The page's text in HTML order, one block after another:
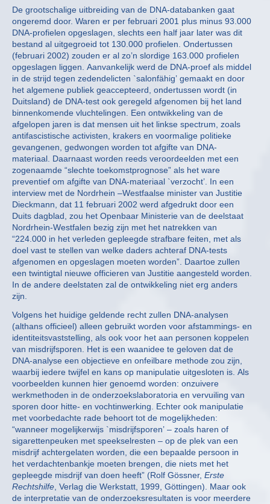
De grootschalige uitbreiding van de DNA-databanken gaat
ongeremd door. Waren er per februari 2001 plus minus 93.000
DNA-profielen opgeslagen, slechts een half jaar later was dit
bestand al uitgegroeid tot 130.000 profielen. Ondertussen
(februari 2002) zouden er al zo’n slordige 163.000 profielen
opgeslagen liggen. Aanvankelijk werd de DNA-proef als middel
in de strijd tegen zedendelicten `salonfähig’ gemaakt en door
het algemene publiek geaccepteerd, ondertussen wordt (in
Duitsland) de DNA-test ook geregeld afgenomen bij het land
binnenkomende vluchtelingen. Een ontwikkeling van de
afgelopen jaren is dat mensen uit het linkse spectrum, zoals
antifascistische activisten, krakers en voormalige politieke
gevangenen, gedwongen worden tot afgifte van DNA-
materiaal. Daarnaast worden reeds veroordeelden met een
zogenaamde “slechte toekomstprognose” als het ware
preventief om afgifte van DNA-materiaal `verzocht’. In een
interview met de Nordrhein –Westfaalse minister van Justitie
Dieckmann, dat 11 februari 2002 werd afgedrukt door een
Duits dagblad, zou het Openbaar Ministerie van de deelstaat
Nordrhein-Westfalen bezig zijn met het natrekken van
“224.000 in het verleden gepleegde strafbare feiten, met als
doel vast te stellen van welke daders achteraf DNA-tests
afgenomen en opgeslagen moeten worden”. Daartoe zullen
een twintigtal nieuwe officieren van Justitie aangesteld worden.
In de andere deelstaten zal de ontwikkeling niet erg anders
zijn.
Volgens het huidige geldende recht zullen DNA-analysen
(althans officieel) alleen gebruikt worden voor afstammings- en
identiteitsvaststelling, als ook voor het aan personen koppelen
van misdrijfsporen. Het is een waanidee te geloven dat de
DNA-analyse een objectieve en onfeilbare methode zou zijn,
waarbij iedere twijfel en kans op manipulatie uitgesloten is. Als
voorbeelden kunnen hier genoemd worden: onzuivere
werkmethoden in de onderzoekslaboratoria en vervuiling van
sporen door hitte- en vochtinwerking. Echter ook manipulatie
met voorbedachte rade behoort tot de mogelijkheden:
“wanneer mogelijkerwijs `misdrijfsporen’ – zoals haren of
sigarettenpeuken met speekselresten – op de plek van een
misdrijf achtergelaten worden, die een bepaalde persoon in
het verdachtenbankje moeten brengen, die niets met het
gepleegde misdrijf van doen heeft” (Rolf Gössner, Erste
Rechtshilfe , Verlag die Werkstatt, 1999, Göttingen). Maar ook
de interpretatie van de onderzoeksresultaten is voor meerdere